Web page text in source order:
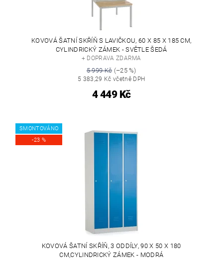
KOVOVÁ ŠATNÍ SKŘÍŇ S LAVIČKOU, 60 X 85 X 185 CM,
CYLINDRICKÝ ZÁMEK - SVĚTLE ŠEDÁ
+ DOPRAVA ZDARMA
5 999 Kč(–25 %)
5 383,29 Kč včetně DPH
4 449 Kč
SMONTOVÁNO
-23 %
KOVOVÁ ŠATNÍ SKŘÍŇ, 3 ODDÍLY, 90 X 50 X 180
CM,CYLINDRICKÝ ZÁMEK - MODRÁ